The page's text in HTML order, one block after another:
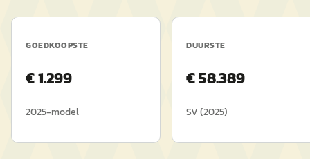
GOEDKOOPSTE
€1.299
2025-model
DUURSTE
€58.389
SV(2025)